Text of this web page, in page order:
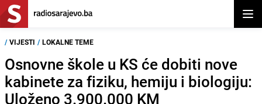
/ VIJESTI / LOKALNE TEME
Osnovne škole u KS će dobiti nove
kabinete za fiziku, hemiju i biologiju:
Uloženo 3.900.000 KM